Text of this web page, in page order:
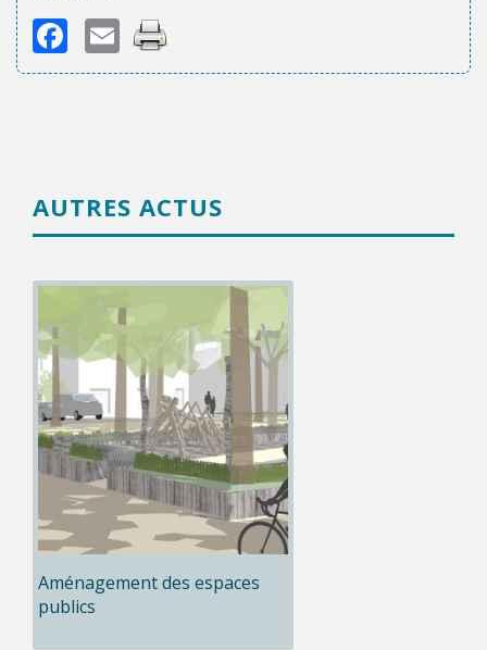
Facebook
Email
AUTRES ACTUS
Aménagement des espaces
publics